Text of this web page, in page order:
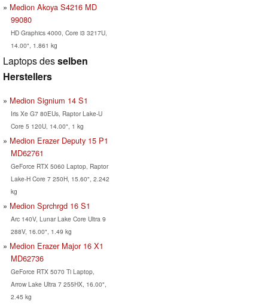
Medion Akoya S4216 MD
99080
HD Graphics 4000, Core i3 3217U,
14.00", 1.861 kg
Laptops desselben
Herstellers
Medion Signium 14 S1
Iris Xe G7 80EUs, Raptor Lake-U
Core 5 120U, 14.00", 1 kg
Medion Erazer Deputy 15 P1
MD62761
GeForce RTX 5060 Laptop, Raptor
Lake-H Core 7 250H, 15.60", 2.242
kg
Medion Sprchrgd 16 S1
Arc 140V, Lunar Lake Core Ultra 9
288V, 16.00", 1.49 kg
Medion Erazer Major 16 X1
MD62736
GeForce RTX 5070 Ti Laptop,
Arrow Lake Ultra 7 255HX, 16.00",
2.45 kg